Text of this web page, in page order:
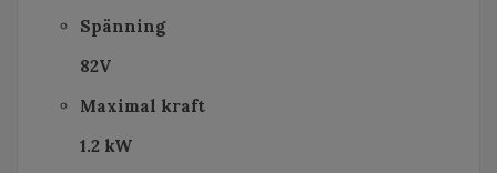
Spänning
82V
Maximal kraft
1.2 kW